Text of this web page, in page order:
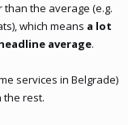
than the average (e.g.
which means a lot
average.
services in Belgrade)
the rest.